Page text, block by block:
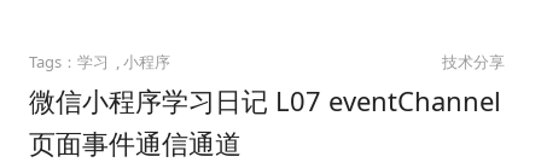
学习 小程序 技术分享
微信小程序学习日记 L07 eventChannel
页面事件通信通道